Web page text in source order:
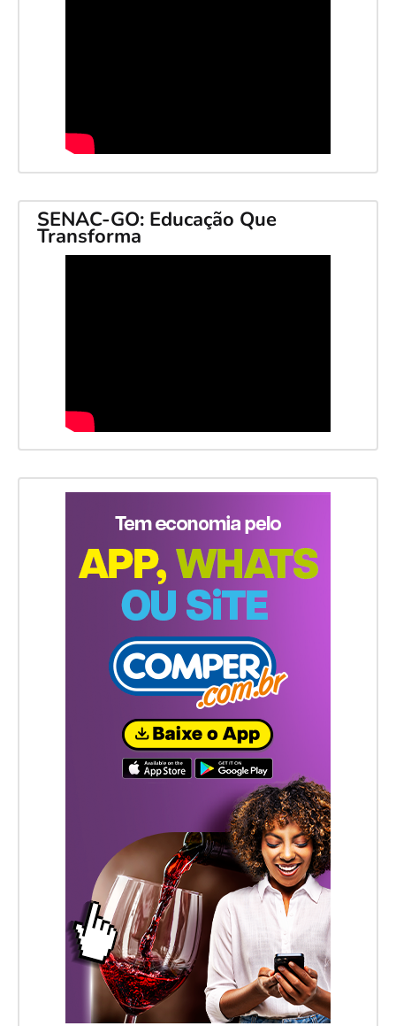
SENAC-GO: Educação Que
Transforma